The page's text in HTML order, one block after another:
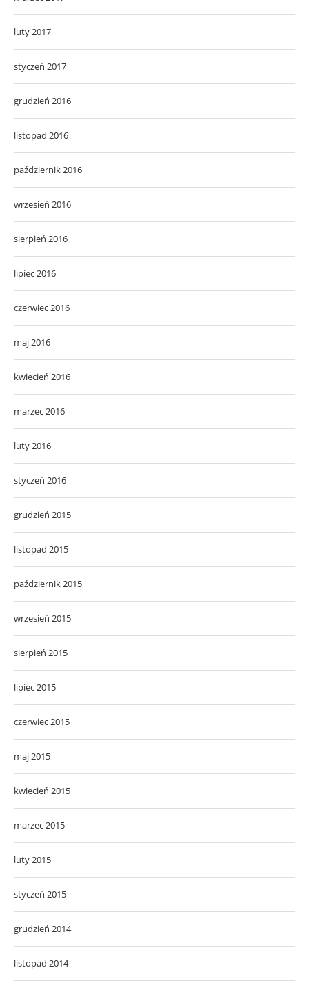
luty 2017
styczeń 2017
grudzień 2016
listopad 2016
październik 2016
wrzesień 2016
sierpień 2016
lipiec 2016
czerwiec 2016
maj 2016
kwiecień 2016
marzec 2016
luty 2016
styczeń 2016
grudzień 2015
listopad 2015
październik 2015
wrzesień 2015
sierpień 2015
lipiec 2015
czerwiec 2015
maj 2015
kwiecień 2015
marzec 2015
luty 2015
styczeń 2015
grudzień 2014
listopad 2014